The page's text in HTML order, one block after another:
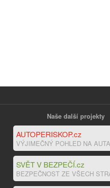
Naše další projekty
AUTOPERISKOP.cz
VÝJIMEČNÝ POHLED NA AUTA
SVĚT V BEZPEČÍ.cz
BEZPEČNOST ZE VŠECH